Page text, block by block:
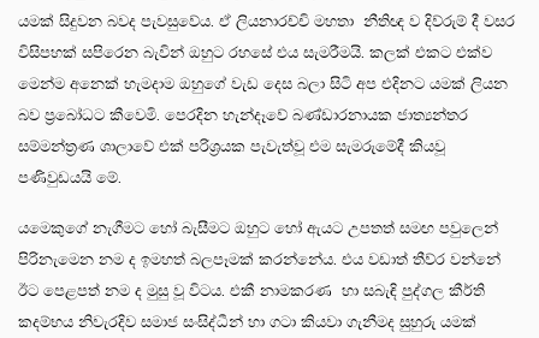
යමක් සිදුවන බවද පැවසුවේය. ඒ ලියනාරච්චි මහතා නීතිඥ ව දිව්රුම් දී වසර
විසිපහක් සපිරෙන බැවින් ඔහුට රහසේ එය සැමරීමයි. කලක් එකට එක්ව
මෙන්ම අනෙක් හැමදාම ඔහුගේ වැඩ දෙස බලා සිටි අප එදිනට යමක් ලියන
බව ප්‍රබෝධට කීවෙමි. පෙරදින හැන්දෑවේ බණ්ඩාරනායක ජාත්‍යන්තර
සම්මන්ත්‍රණ ශාලාවේ එක් පරිශ්‍රයක පැවැත්වූ එම සැමරුමේදී කියවූ
පණිවුඩයයි මේ.
යමෙකුගේ නැගීමට හෝ බැසීමට ඔහුට හෝ ඇයට උපතත් සමඟ පවුලෙන්
පිරිනැමෙන නම ද ඉමහත් බලපෑමක් කරන්නේය. එය වඩාත් තීව්ර වන්නේ
ඊට පෙළපත් නම ද මුසු වූ විටය. එකී නාමකරණ හා සබැඳි පුද්ගල කීර්ති
කදම්භය නිවැරදිව සමාජ සංසිද්ධීන් හා ගටා කියවා ගැනීමද සුහුරු යමක්